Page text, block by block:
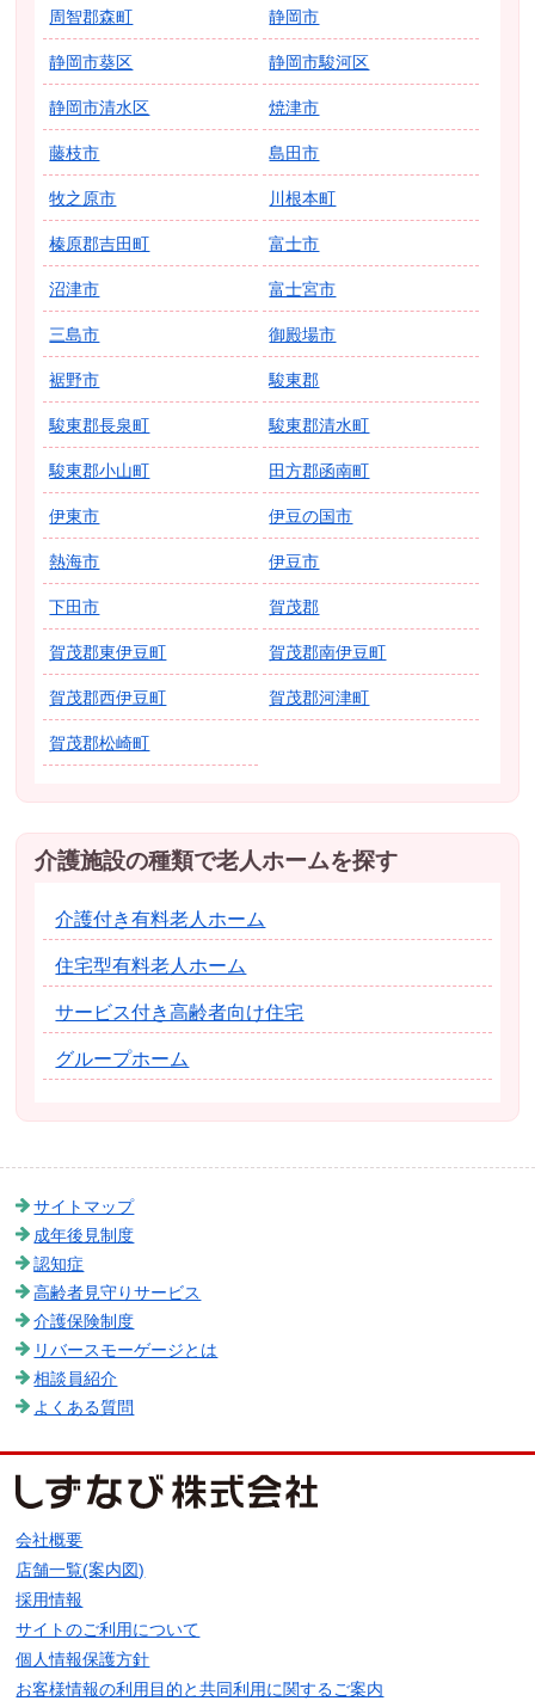
周智郡森町 静岡市
静岡市葵区 静岡市駿河区
静岡市清水区 焼津市
藤枝市 島田市
牧之原市 川根本町
榛原郡吉田町 富士市
沼津市 富士宮市
三島市 御殿場市
裾野市 駿東郡
駿東郡長泉町 駿東郡清水町
駿東郡小山町 田方郡函南町
伊東市 伊豆の国市
熱海市 伊豆市
下田市 賀茂郡
賀茂郡東伊豆町 賀茂郡南伊豆町
賀茂郡西伊豆町 賀茂郡河津町
賀茂郡松崎町
介護施設の種類で老人ホームを探す
介護付き有料老人ホーム
住宅型有料老人ホーム
サービス付き高齢者向け住宅
グループホーム
サイトマップ
成年後見制度
認知症
高齢者見守りサービス
介護保険制度
リバースモーゲージとは
相談員紹介
よくある質問
会社概要
店舗一覧(案内図)
採用情報
サイトのご利用について
個人情報保護方針
お客様情報の利用目的と共同利用に関するご案内